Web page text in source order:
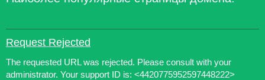
Request Rejected
The requested URL was rejected. Please consult with your
administrator. Your support ID is: <4420775952597448222>